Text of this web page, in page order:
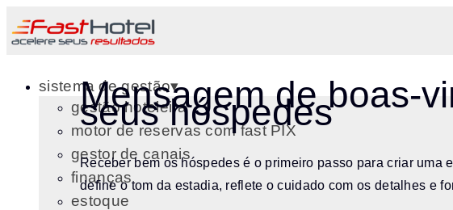
sistema de gestão▾
gestão hoteleira
motor de reservas com fast PIX
gestor de canais
finanças
estoque
Mensagem de boas-
seus hóspedes
Receber bem os hóspedes é o primeiro passo para criar uma
define o tom da estadia, reflete o cuidado com os detalhes e